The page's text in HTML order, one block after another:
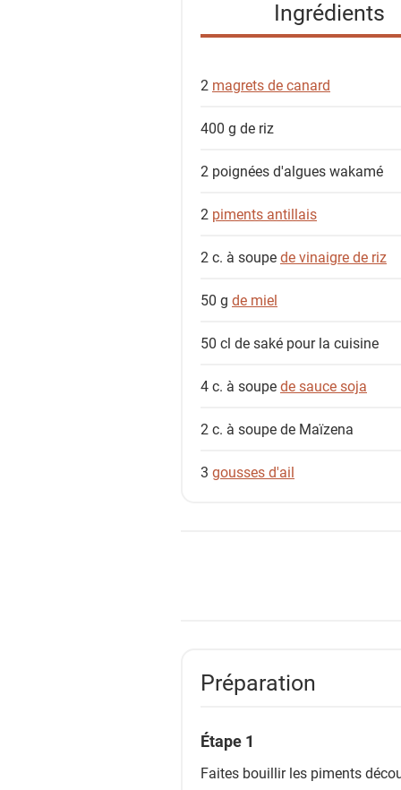
Ingrédients
2 magrets de canard
400 g de riz
2 poignéesd'algues wakamé
2 piments antillais
2 c. à soupede vinaigre de riz
50 g de miel
50 cl de saké pour la cuisine
4 c. à soupede sauce soja
2 c. à soupede Maïzena
3 gousses d'ail
Préparation
Étape 1
Faites bouillir les piments